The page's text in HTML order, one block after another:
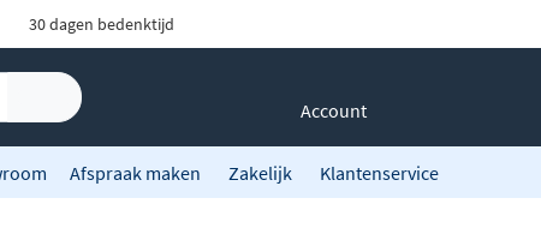
30 dagen bedenktijd
Account
Afspraak maken Zakelijk Klantenservice